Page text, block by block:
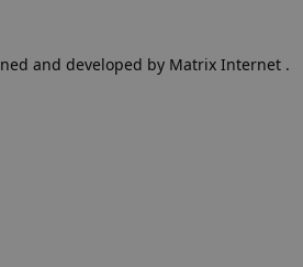
and developed by Matrix Internet .